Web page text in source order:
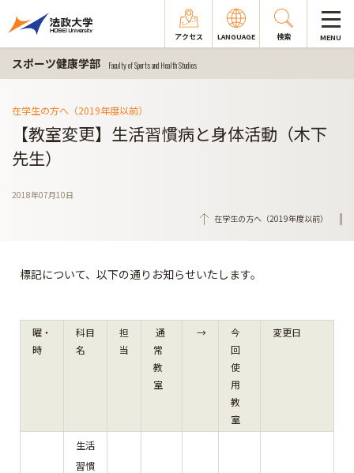
アクセス LANGUAGE 検索 MENU
スポーツ健康学部 Faculty of Sports and Health Studies
在学生の方へ（2019年度以前）
【教室変更】生活習慣病と身体活動（木下
先生）
2018年07月10日
在学生の方へ（2019年度以前）
標記について、以下の通りお知らせいたします。
曜・
時
科目
名
担
当
通
常
教
室
→
今
回
使
用
教
室
変更日
生活
習慣